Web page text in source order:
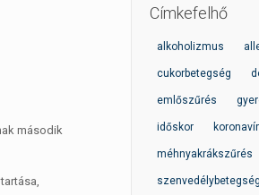
második
Címkefelhő
alkoholizmus
cukorbetegség
emlőszűrés
időskor
méhnyakrákszűrés
szenvedélybetegség